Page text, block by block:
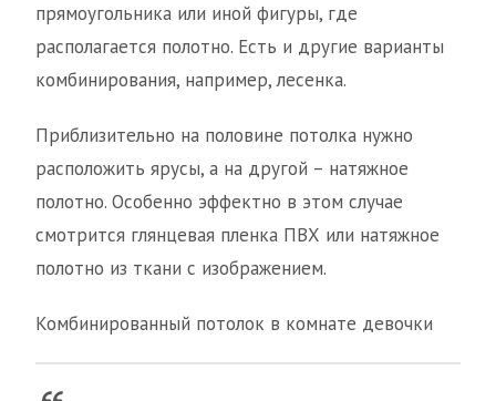
прямоугольника или иной фигуры, где
располагается полотно. Есть и другие варианты
комбинирования, например, лесенка.
Приблизительно на половине потолка нужно
расположить ярусы, а на другой – натяжное
полотно. Особенно эффектно в этом случае
смотрится глянцевая пленка ПВХ или натяжное
полотно из ткани с изображением.
Комбинированный потолок в комнате девочки